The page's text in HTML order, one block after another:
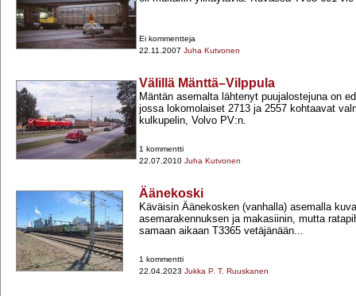
Ei kommentteja
22.11.2007 Juha Kutvonen
Välillä Mänttä–Vilppula
Mäntän asemalta lähtenyt puujalostejuna on
jossa lokomolaiset 2713 ja 2557 kohtaavat
kulkupelin, Volvo PV:n.
1 kommentti
22.07.2010 Juha Kutvonen
Äänekoski
Käväisin Äänekosken (vanhalla) asemalla
asemarakennuksen ja makasiinin, mutta
samaan aikaan T3365 vetäjänään...
1 kommentti
22.04.2023 Jukka P. T. Ruuskanen